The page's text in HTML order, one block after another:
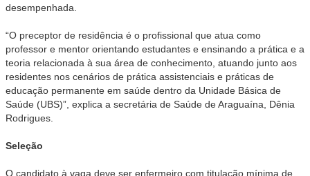
desempenhada.
“O preceptor de residência é o profissional que atua como
professor e mentor orientando estudantes e ensinando a prática e a
teoria relacionada à sua área de conhecimento, atuando junto aos
residentes nos cenários de prática assistenciais e práticas de
educação permanente em saúde dentro da Unidade Básica de
Saúde (UBS)”, explica a secretária de Saúde de Araguaína, Dênia
Rodrigues.
Seleção
O candidato à vaga deve ser enfermeiro com titulação mínima de